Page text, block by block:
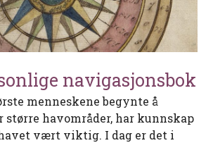
navigasjonsbok
menneskene begynte å
større havområder, har kunnskap
vært viktig. I dag er det i